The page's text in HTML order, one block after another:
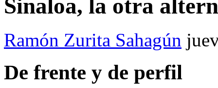
Sinaloa, la otra
Ramón Zurita Sahagún
De frente y de perfil